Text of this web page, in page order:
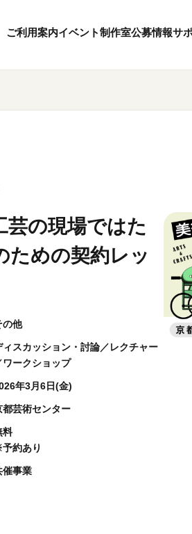
ご利用案内イベント制作室公募情報サ
サポーター
歩み
制
お問い合わせ
閲覧支援
サイトポリシ
オフィシャル
芸の現場ではた
ための契約レッ
の他
ィスカッション・討論／レクチャー
ワークショップ
年3月6日(金)
都芸術センター
料
約あり
催事業